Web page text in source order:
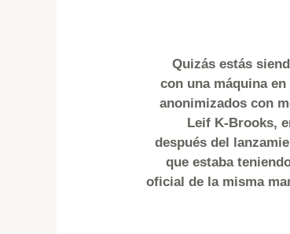
Quizás estás
con una máquina
anonimizados con
Leif K-Brooks,
después del
que estaba
oficial de la misma